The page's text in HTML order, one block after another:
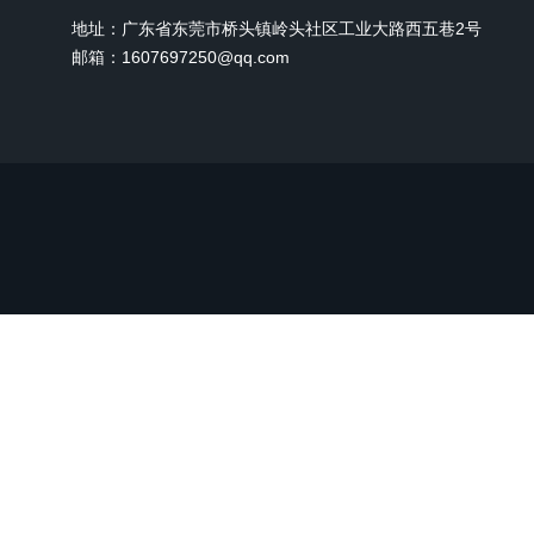
地址：广东省东莞市桥头镇岭头社区工业大路西五巷2号
邮箱：1607697250@qq.com